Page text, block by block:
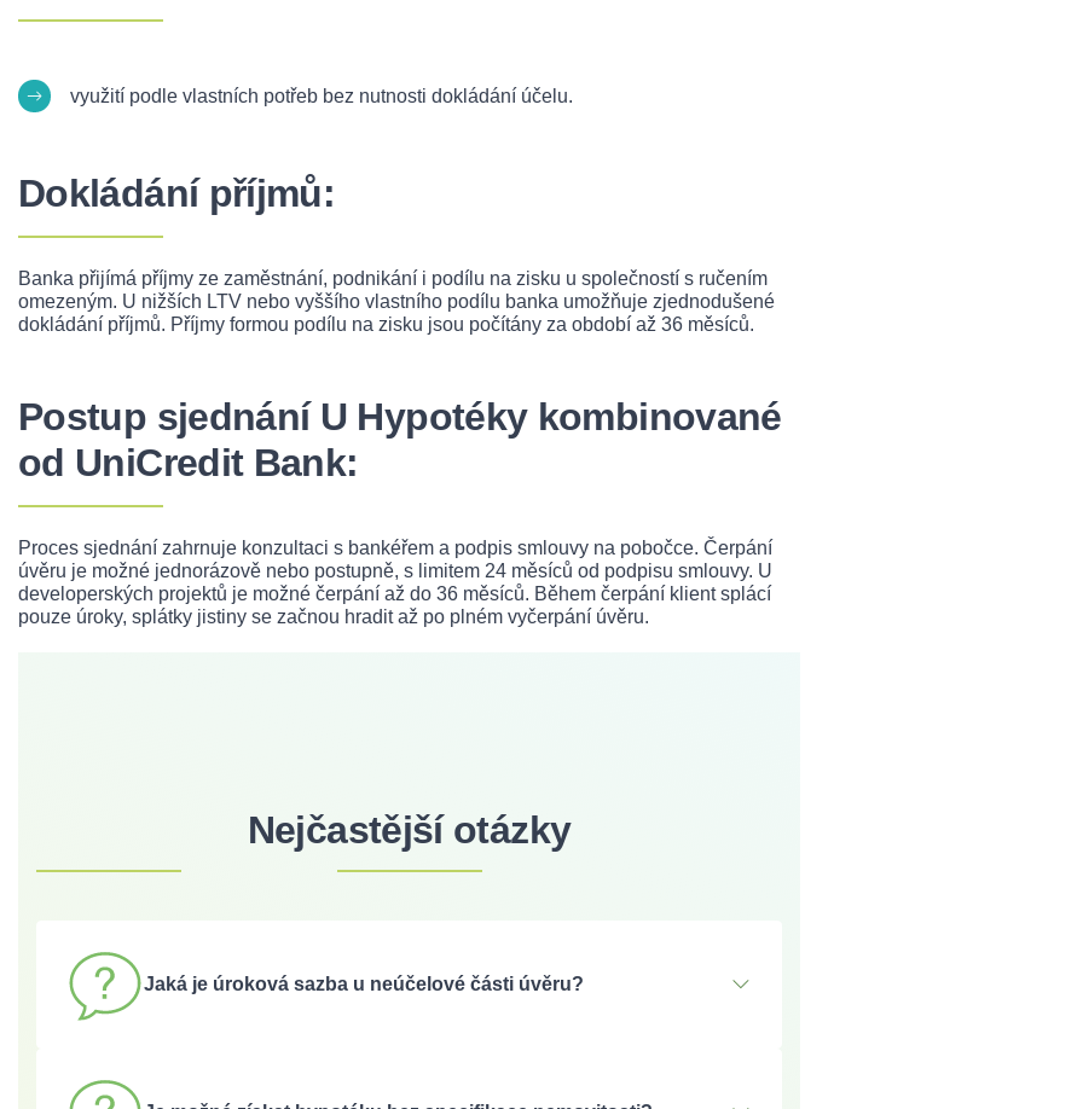
využití podle vlastních potřeb bez nutnosti dokládání účelu.
Dokládání příjmů:
Banka přijímá příjmy ze zaměstnání, podnikání i podílu na zisku u společností s ručením
omezeným. U nižších LTV nebo vyššího vlastního podílu banka umožňuje zjednodušené
dokládání příjmů. Příjmy formou podílu na zisku jsou počítány za období až 36 měsíců.
Postup sjednání U Hypotéky kombinované
od UniCredit Bank:
Proces sjednání zahrnuje konzultaci s bankéřem a podpis smlouvy na pobočce. Čerpání
úvěru je možné jednorázově nebo postupně, s limitem 24 měsíců od podpisu smlouvy. U
developerských projektů je možné čerpání až do 36 měsíců. Během čerpání klient splácí
pouze úroky, splátky jistiny se začnou hradit až po plném vyčerpání úvěru.
Nejčastější otázky
Jaká je úroková sazba u neúčelové části úvěru?
hypotéky.